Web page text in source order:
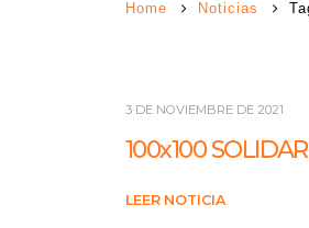
Home Noticias
3 DE NOVIEMBRE DE 2021
100x100
LEER NOTICIA